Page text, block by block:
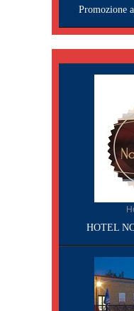
Promozione
HOTEL